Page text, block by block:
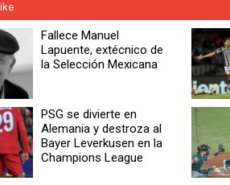
Fallece Manuel
Lapuente, extécnico de
la Selección Mexicana
PSG se divierte en
Alemania y destroza al
Bayer Leverkusen en la
Champions League